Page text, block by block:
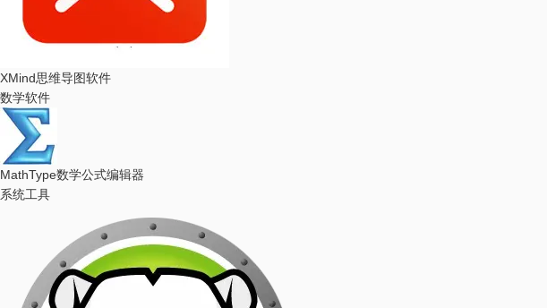
XMind思维导图软件
数学软件
MathType数学公式编辑器
系统工具